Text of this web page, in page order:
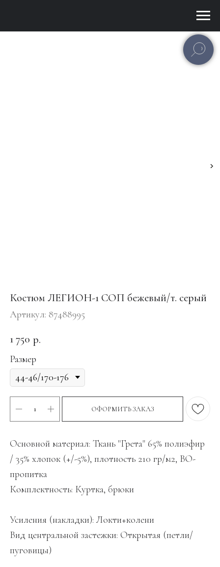
Костюм ЛЕГИОН-1 СОП бежевый/т. серый
Артикул: 87488995
1 750 р.
Размер
ОФОРМИТЬ ЗАКАЗ
Основной материал: Ткань "Грета" 65% полиэфир
/ 35% хлопок (+/-5%), плотность 210 гр/м2, ВО-
пропитка
Комплектность: Куртка, брюки
Усиления (накладки): Локти+колени
Вид центральной застежки: Открытая (петли/
пуговицы)